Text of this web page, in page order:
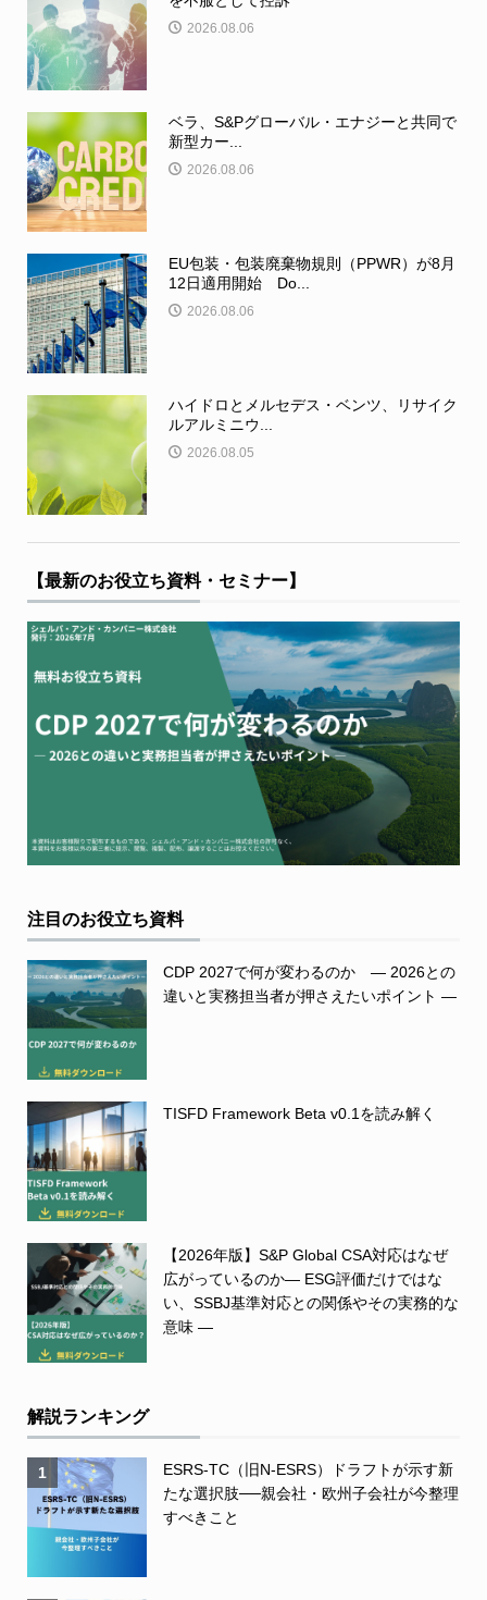
2026.08.06
ベラ、S&Pグローバル・エナジーと共同で
新型カー...
2026.08.06
EU包装・包装廃棄物規則（PPWR）が8月
12日適用開始 Do...
2026.08.06
ハイドロとメルセデス・ベンツ、リサイク
ルアルミニウ...
2026.08.05
【最新のお役立ち資料・セミナー】
注目のお役立ち資料
CDP 2027で何が変わるのか ― 2026との
違いと実務担当者が押さえたいポイント ―
TISFD Framework Beta v0.1を読み解く
【2026年版】S&P Global CSA対応はなぜ
広がっているのか― ESG評価だけではな
い、SSBJ基準対応との関係やその実務的な
意味 ―
解説ランキング
1
ESRS-TC（旧N-ESRS）ドラフトが示す新
たな選択肢──親会社・欧州子会社が今整理
すべきこと